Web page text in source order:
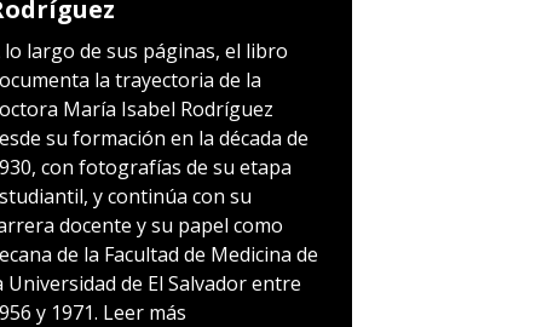
lo largo de sus páginas, el libro
la trayectoria de la
María Isabel Rodríguez
su formación en la década de
con fotografías de su etapa
y continúa con su
docente y su papel como
de la Facultad de Medicina de
Universidad de El Salvador entre
y 1971. Leer más